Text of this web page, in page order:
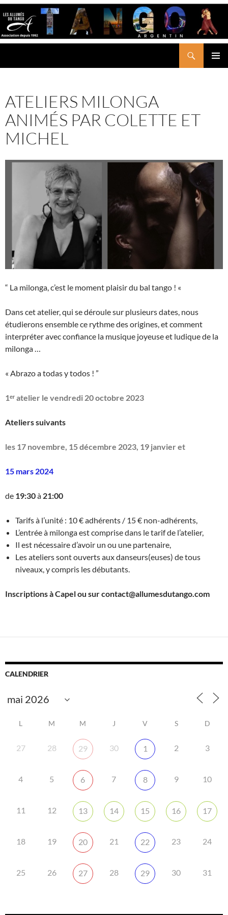
Aller
au
contenu
ATELIERS MILONGA
ANIMÉS PAR COLETTE ET
MICHEL
“ La milonga, c’est le moment plaisir du bal tango ! «
Dans cet atelier, qui se déroule sur plusieurs dates, nous
étudierons ensemble ce rythme des origines, et comment
interpréter avec confiance la musique joyeuse et ludique de la
milonga …
« Abrazo a todas y todos ! ”
1ᵉʳ atelier le vendredi 20 octobre 2023
Ateliers suivants
les 17 novembre, 15 décembre 2023, 19 janvier et
15 mars 2024
de 19:30à 21:00
Tarifs à l’unité : 10 € adhérents / 15 € non-adhérents,
L’entrée à milonga est comprise dans le tarif de l’atelier,
Il est nécessaire d’avoir un ou une partenaire,
Les ateliers sont ouverts aux danseurs(euses) de tous
niveaux, y compris les débutants.
Inscriptions à Capel ou sur contact@allumesdutango.com
CALENDRIER
L M M J V S D
27 28 29 30 1 2 3
4 5 6 7 8 9 10
11 12 13 14 15 16 17
18 19 20 21 22 23 24
25 26 27 28 29 30 31